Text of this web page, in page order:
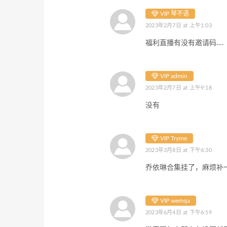
VIP 琴不语
2023年2月7日 at 上午1:03
福利直播有没有邀请码….
VIP admin
2023年2月7日 at 上午9:18
没有
VIP Tryme
2023年3月8日 at 下午6:30
乔依琳合集挂了，麻烦补
VIP wemqa
2023年6月4日 at 下午6:59